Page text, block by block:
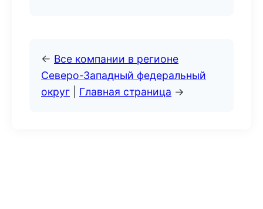
← Все компании в регионе
Северо-Западный федеральный
округ
Главная страница →